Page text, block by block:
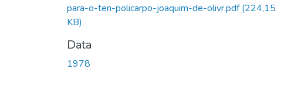
para-o-ten-policarpo-joaquim-de-olivr.pdf(224,15
KB)
Data
1978